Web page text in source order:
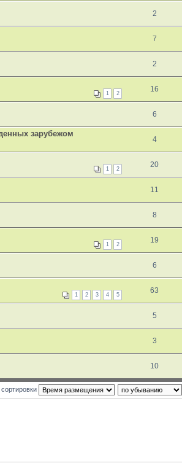
2
7
2
1 2 16
6
зарубежом
4
1 2 20
11
8
1 2 19
6
1 2 3 4 5 63
5
3
10